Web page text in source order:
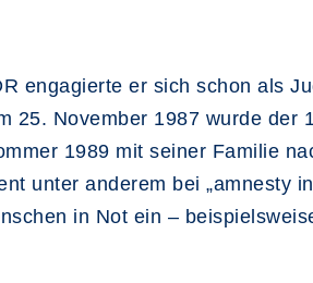
engagierte er sich schon als
November 1987 wurde der
1989 mit seiner Familie
unter anderem bei „amnesty
in Not ein –